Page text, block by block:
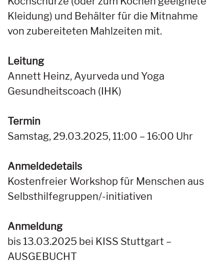
Kleidung) und Behälter für die Mitnahme
von zubereiteten Mahlzeiten mit.
Leitung
Annett Heinz, Ayurveda und Yoga
Gesundheitscoach (IHK)
Termin
Samstag, 29.03.2025, 11:00 – 16:00 Uhr
Anmeldedetails
Kostenfreier Workshop für Menschen aus
Selbsthilfegruppen/-initiativen
Anmeldung
bis 13.03.2025 bei KISS Stuttgart –
AUSGEBUCHT